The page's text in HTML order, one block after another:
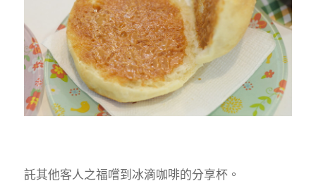
託其他客人之福嚐到冰滴咖啡的分享杯。